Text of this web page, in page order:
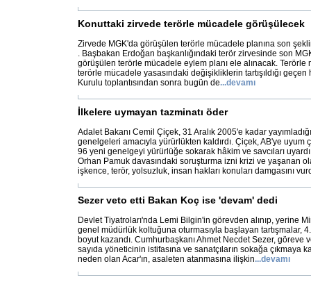
Konuttaki zirvede terörle mücadele görüşülecek
Zirvede MGK'da görüşülen terörle mücadele planına son
. Başbakan Erdoğan başkanlığındaki terör zirvesinde son
görüşülen terörle mücadele eylem planı ele alınacak. Terörle
terörle mücadele yasasındaki değişikliklerin tartışıldığı
Kurulu toplantısından sonra bugün de...devamı
İlkelere uymayan tazminatı öder
Adalet Bakanı Cemil Çiçek, 31 Aralık 2005'e kadar
genelgeleri amacıyla yürürlükten kaldırdı. Çiçek, AB'ye
96 yeni genelgeyi yürürlüğe sokarak hâkim ve savcıları
Orhan Pamuk davasındaki soruşturma izni krizi ve yaşanan
işkence, terör, yolsuzluk, insan hakları konuları damgasını
Sezer veto etti Bakan Koç ise 'devam' dedi
Devlet Tiyatroları'nda Lemi Bilgin'in görevden alınıp, yerine
genel müdürlük koltuğuna oturmasıyla başlayan tartışmalar,
boyut kazandı. Cumhurbaşkanı Ahmet Necdet Sezer, göreve
sayıda yöneticinin istifasına ve sanatçıların sokağa çıkmaya
neden olan Acar'ın, asaleten atanmasına ilişkin...devamı